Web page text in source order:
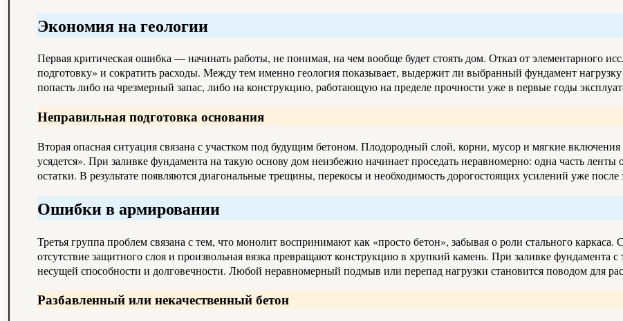
Экономия на геологии
Первая критическая ошибка — начинать работы, не понимая, на чем вообще будет стоять дом. Отказ от элементарного
подготовку» и сократить расходы. Между тем именно геология показывает, выдержит ли выбранный фундамент
попасть либо на чрезмерный запас, либо на конструкцию, работающую на пределе прочности уже в первые годы
Неправильная подготовка основания
Вторая опасная ситуация связана с участком под будущим бетоном. Плодородный слой, корни, мусор и мягкие включения
усядется». При заливке фундамента на такую основу дом неизбежно начинает проседать неравномерно: одна часть
остатки. В результате появляются диагональные трещины, перекосы и необходимость дорогостоящих усилений уже после
Ошибки в армировании
Третья группа проблем связана с тем, что монолит воспринимают как «просто бетон», забывая о роли стального
отсутствие защитного слоя и произвольная вязка превращают конструкцию в хрупкий камень. При заливке фундамента
несущей способности и долговечности. Любой неравномерный подмыв или перепад нагрузки становится поводом для
Разбавленный или некачественный бетон